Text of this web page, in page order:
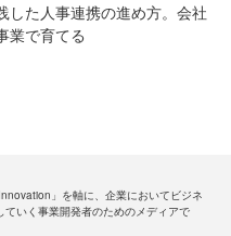
した人事連携の進め方。会社
業で育てる
」を軸に、企業においてビジネ
ていく事業開発者のためのメディアで